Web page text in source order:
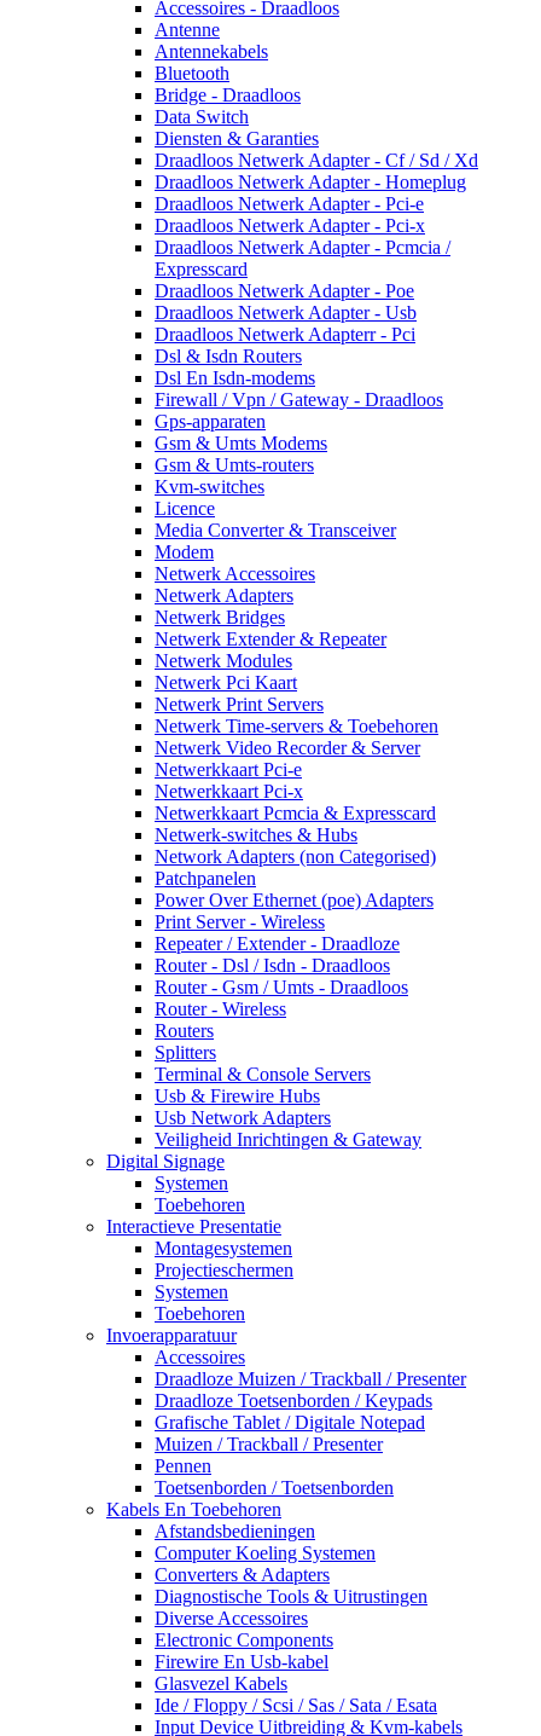
Accessoires - Draadloos
Antenne
Antennekabels
Bluetooth
Bridge - Draadloos
Data Switch
Diensten & Garanties
Draadloos Netwerk Adapter - Cf / Sd / Xd
Draadloos Netwerk Adapter - Homeplug
Draadloos Netwerk Adapter - Pci-e
Draadloos Netwerk Adapter - Pci-x
Draadloos Netwerk Adapter - Pcmcia /
Expresscard
Draadloos Netwerk Adapter - Poe
Draadloos Netwerk Adapter - Usb
Draadloos Netwerk Adapterr - Pci
Dsl & Isdn Routers
Dsl En Isdn-modems
Firewall / Vpn / Gateway - Draadloos
Gps-apparaten
Gsm & Umts Modems
Gsm & Umts-routers
Kvm-switches
Licence
Media Converter & Transceiver
Modem
Netwerk Accessoires
Netwerk Adapters
Netwerk Bridges
Netwerk Extender & Repeater
Netwerk Modules
Netwerk Pci Kaart
Netwerk Print Servers
Netwerk Time-servers & Toebehoren
Netwerk Video Recorder & Server
Netwerkkaart Pci-e
Netwerkkaart Pci-x
Netwerkkaart Pcmcia & Expresscard
Netwerk-switches & Hubs
Network Adapters (non Categorised)
Patchpanelen
Power Over Ethernet (poe) Adapters
Print Server - Wireless
Repeater / Extender - Draadloze
Router - Dsl / Isdn - Draadloos
Router - Gsm / Umts - Draadloos
Router - Wireless
Routers
Splitters
Terminal & Console Servers
Usb & Firewire Hubs
Usb Network Adapters
Veiligheid Inrichtingen & Gateway
Digital Signage
Systemen
Toebehoren
Interactieve Presentatie
Montagesystemen
Projectieschermen
Systemen
Toebehoren
Invoerapparatuur
Accessoires
Draadloze Muizen / Trackball / Presenter
Draadloze Toetsenborden / Keypads
Grafische Tablet / Digitale Notepad
Muizen / Trackball / Presenter
Pennen
Toetsenborden / Toetsenborden
Kabels En Toebehoren
Afstandsbedieningen
Computer Koeling Systemen
Converters & Adapters
Diagnostische Tools & Uitrustingen
Diverse Accessoires
Electronic Components
Firewire En Usb-kabel
Glasvezel Kabels
Ide / Floppy / Scsi / Sas / Sata / Esata
Input Device Uitbreiding & Kvm-kabels